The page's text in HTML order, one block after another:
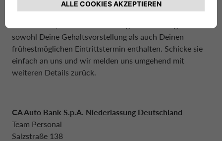
Bewerbungsunterlagen für diese Vollzeitstelle. Bitte
sowohl Deine Gehaltsvorstellung als auch Deinen
frühestmöglichen Eintrittstermin enthalten. Schicke sie
einfach an uns und wir melden uns umgehend mit
weiteren Details zurück.
CA Auto Bank S.p.A. Niederlassung Deutschland
Team Personal
Salzstraße 138